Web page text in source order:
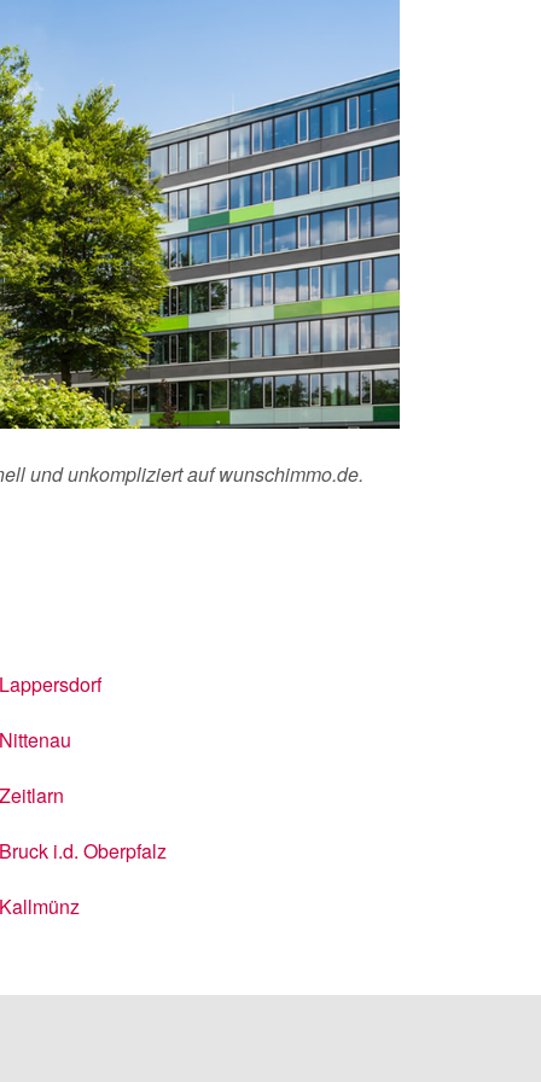
und unkompliziert auf wunschimmo.de.
Lappersdorf
Nittenau
Zeitlarn
Bruck i.d. Oberpfalz
Kallmünz